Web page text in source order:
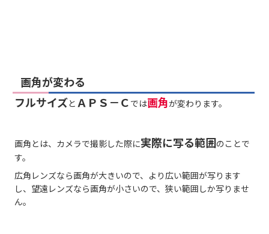
画角が変わる
フルサイズと ＡＰＳ－Ｃ では画角が変わります。
画角とは、カメラで撮影した際に実際に写る範囲のことで
す。
広角レンズなら画角が大きいので、より広い範囲が写ります
し、望遠レンズなら画角が小さいので、狭い範囲しか写りませ
ん。